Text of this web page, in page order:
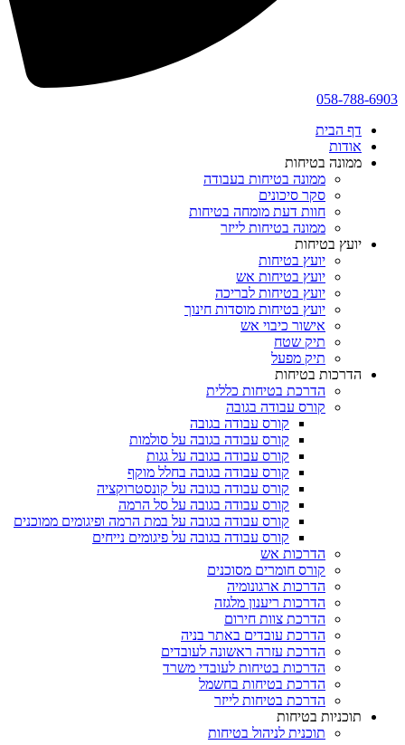
058-788-6903
דף הבית
אודות
ממונה בטיחות
ממונה בטיחות בעבודה
סקר סיכונים
חוות דעת מומחה בטיחות
ממונה בטיחות לייזר
יועץ בטיחות
יועץ בטיחות
יועץ בטיחות אש
יועץ בטיחות לבריכה
יועץ בטיחות מוסדות חינוך
אישור כיבוי אש
תיק שטח
תיק מפעל
הדרכות בטיחות
הדרכת בטיחות כללית
קורס עבודה בגובה
קורס עבודה בגובה
קורס עבודה בגובה על סולמות
קורס עבודה בגובה על גגות
קורס עבודה בגובה בחלל מוקף
קורס עבודה בגובה על קונסטרוקציה
קורס עבודה בגובה על סל הרמה
קורס עבודה בגובה על במת הרמה ופיגומים ממוכנים
קורס עבודה בגובה על פיגומים נייחים
הדרכות אש
קורס חומרים מסוכנים
הדרכות ארגונומיה
הדרכות ריענון מלגזה
הדרכת צוות חירום
הדרכת עובדים באתר בניה
הדרכת עזרה ראשונה לעובדים
הדרכות בטיחות לעובדי משרד
הדרכת בטיחות בחשמל
הדרכת בטיחות לייזר
תוכניות בטיחות
תוכנית לניהול בטיחות